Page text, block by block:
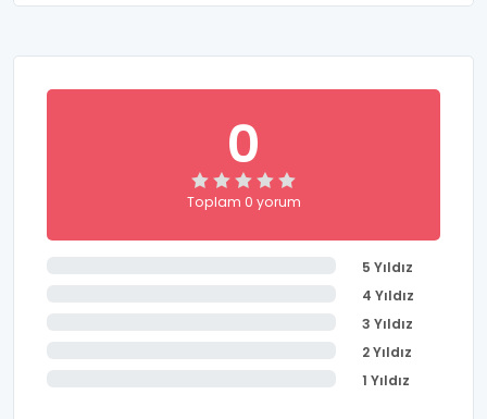
0
Toplam 0 yorum
5 Yıldız
4 Yıldız
3 Yıldız
2 Yıldız
1 Yıldız